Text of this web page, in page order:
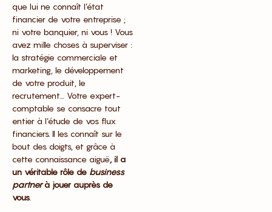
que lui ne connaît l’état
financier de votre entreprise ;
ni votre banquier, ni vous ! Vous
avez mille choses à superviser :
la stratégie commerciale et
marketing, le développement
de votre produit, le
recrutement… Votre expert-
comptable se consacre tout
entier à l’étude de vos flux
financiers. Il les connaît sur le
bout des doigts, et grâce à
cette connaissance aiguë, il a
un véritable rôle de business
partnerà jouer auprès de
vous